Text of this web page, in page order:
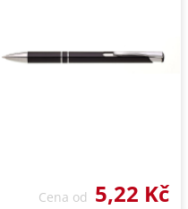
Cena od 5,22 Kč